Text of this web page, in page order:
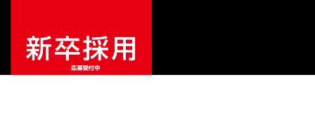
販売価格¥3,630（税込）